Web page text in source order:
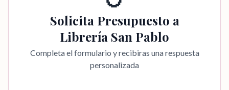
Solicita Presupuesto a
Librería San Pablo
Completa el formulario y recibiras una respuesta
personalizada